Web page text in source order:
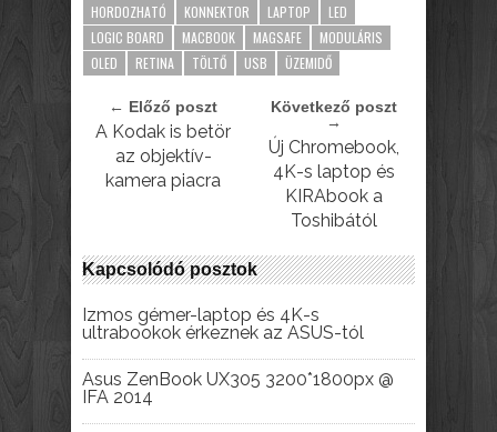
HORDOZHATÓ KONNEKTOR LAPTOP
LED
LOGIC BOARD
MACBOOK MAGSAFE
MODULÁRIS
OLED
RETINA TÖLTŐ USB ÜZEMIDŐ
← Előző poszt
A Kodak is betör
az objektív-
kamera piacra
Következő poszt
→
Új Chromebook,
4K-s laptop és
KIRAbook a
Toshibától
Kapcsolódó posztok
Izmos gémer-laptop és 4K-s
ultrabookok érkeznek az ASUS-tól
Asus ZenBook UX305 3200*1800px @
IFA 2014